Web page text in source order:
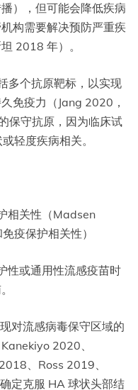
），但可能会降低疾病
构需要解决预防严重疾
2018 年）。
多个抗原靶标，以实现
免疫力（Jang 2020，
保守抗原，因为临床试
轻度疾病相关。
相关性（Madsen
疫保护相关性）
性或通用性流感疫苗时
对流感病毒保守区域的
2020、
、Ross 2019、
定克服 HA 球状头部结